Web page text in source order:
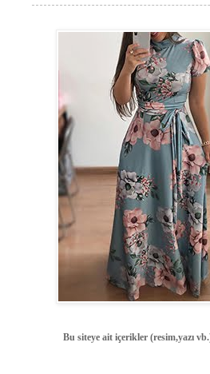
Bu siteye ait içerikler (resim,yazı